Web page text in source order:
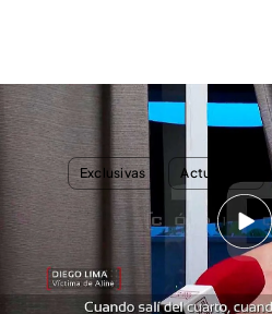
El testimonio del hombre que acusa a
los dos cuchillos y me asestó tres
TEMAS Exclusivas Actualidad
Nosotros